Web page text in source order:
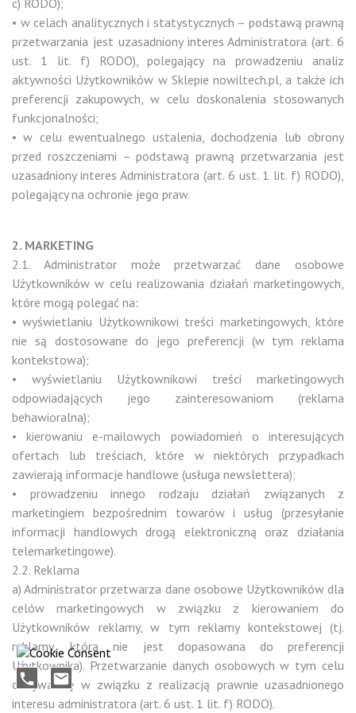
c) RODO);
• w celach analitycznych i statystycznych – podstawą prawną
przetwarzania jest uzasadniony interes Administratora (art. 6
ust. 1 lit. f) RODO), polegający na prowadzeniu analiz
aktywności Użytkowników w Sklepie nowiltech.pl, a także ich
preferencji zakupowych, w celu doskonalenia stosowanych
funkcjonalności;
• w celu ewentualnego ustalenia, dochodzenia lub obrony
przed roszczeniami – podstawą prawną przetwarzania jest
uzasadniony interes Administratora (art. 6 ust. 1 lit. f) RODO),
polegający na ochronie jego praw.
2. MARKETING
2.1. Administrator może przetwarzać dane osobowe
Użytkowników w celu realizowania działań marketingowych,
które mogą polegać na:
• wyświetlaniu Użytkownikowi treści marketingowych, które
nie są dostosowane do jego preferencji (w tym reklama
kontekstowa);
• wyświetlaniu Użytkownikowi treści marketingowych
odpowiadających jego zainteresowaniom (reklama
behawioralna);
• kierowaniu e-mailowych powiadomień o interesujących
ofertach lub treściach, które w niektórych przypadkach
zawierają informacje handlowe (usługa newslettera);
• prowadzeniu innego rodzaju działań związanych z
marketingiem bezpośrednim towarów i usług (przesyłanie
informacji handlowych drogą elektroniczną oraz działania
telemarketingowe).
2.2. Reklama
a) Administrator przetwarza dane osobowe Użytkowników dla
celów marketingowych w związku z kierowaniem do
Użytkowników reklamy, w tym reklamy kontekstowej (tj.
reklamy, która nie jest dopasowana do preferencji
Użytkownika). Przetwarzanie danych osobowych w tym celu
odbywa się w związku z realizacją prawnie uzasadnionego
interesu administratora (art. 6 ust. 1 lit. f) RODO).
phone mail